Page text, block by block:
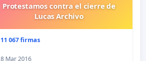
Protestamos contra el cierre de
Lucas Archivo
11 067 firmas
8 Mar 2016